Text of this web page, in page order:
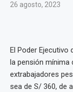
26 agosto, 2023
El Poder Ejecutivo
la pensión mínima
extrabajadores
sea de S/ 360, de